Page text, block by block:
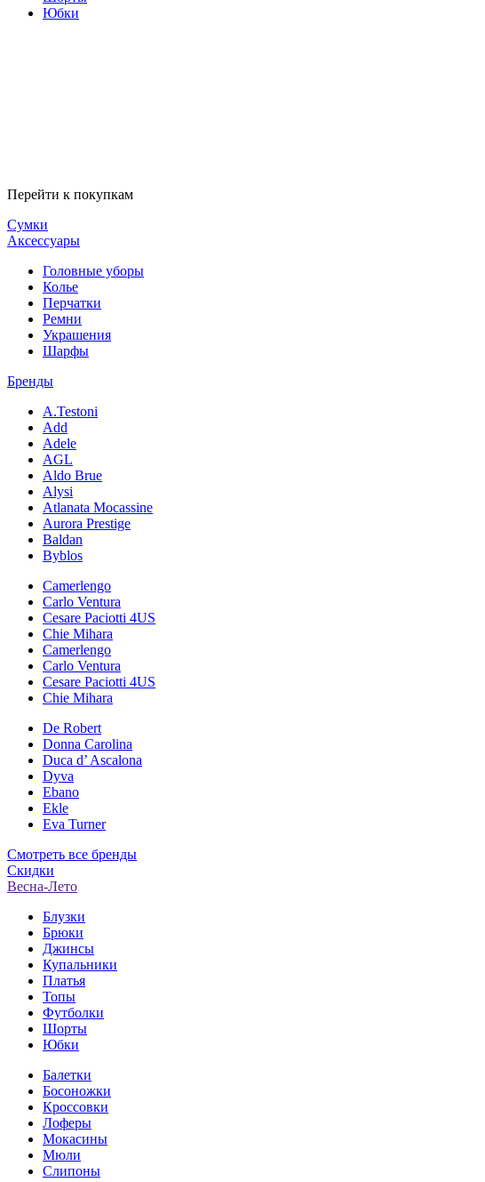
Юбки
Перейти к покупкам
Сумки
Аксессуары
Головные уборы
Колье
Перчатки
Ремни
Украшения
Шарфы
Бренды
A.Testoni
Add
Adele
AGL
Aldo Brue
Alysi
Atlanata Mocassine
Aurora Prestige
Baldan
Byblos
Camerlengo
Carlo Ventura
Cesare Paciotti 4US
Chie Mihara
Camerlengo
Carlo Ventura
Cesare Paciotti 4US
Chie Mihara
De Robert
Donna Carolina
Duca d’ Ascalona
Dyva
Ebano
Ekle
Eva Turner
Смотреть все бренды
Скидки
Весна-Лето
Блузки
Брюки
Джинсы
Купальники
Платья
Топы
Футболки
Шорты
Юбки
Балетки
Босоножки
Кроссовки
Лоферы
Мокасины
Мюли
Слипоны